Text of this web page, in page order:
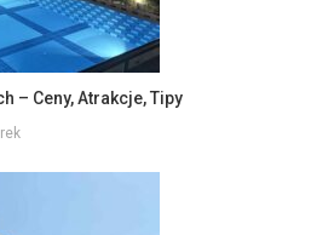
– Ceny, Atrakcje, Tipy